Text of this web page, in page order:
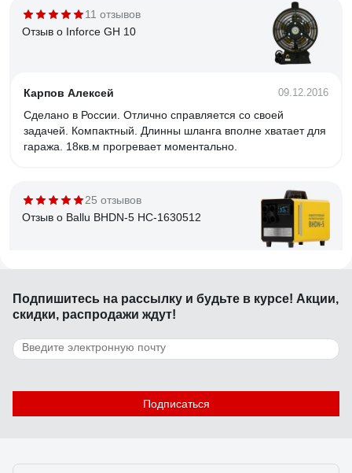
11 отзывов
Отзыв о Inforce GH 10
Карпов Алексей 09.12.2016
Сделано в России. Отлично справляется со своей
задачей. Компактный. Длинны шланга вполне хватает для
гаража. 18кв.м прогревает моментально.
25 отзывов
Отзыв о Ballu BHDN-5 НС-1630512
Не прямой нагрев. Можно использовать в помещении.
Запаха нет.
Подпишитесь на рассылку и будьте в курсе! Акции,
скидки, распродажи ждут!
Подписаться